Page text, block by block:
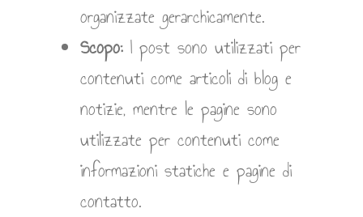
organizzate gerarchicamente.
Scopo: I post sono utilizzati per
contenuti come articoli di blog e
notizie, mentre le pagine sono
utilizzate per contenuti come
informazioni statiche e pagine di
contatto.